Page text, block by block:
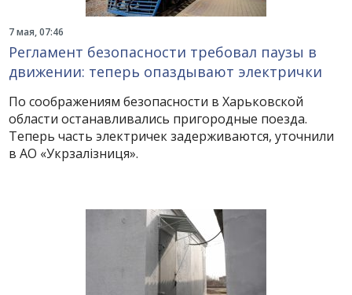
7 мая, 07:46
Регламент безопасности требовал паузы в
движении: теперь опаздывают электрички
По соображениям безопасности в Харьковской
области останавливались пригородные поезда.
Теперь часть электричек задерживаются, уточнили
в АО «Укрзалізниця».